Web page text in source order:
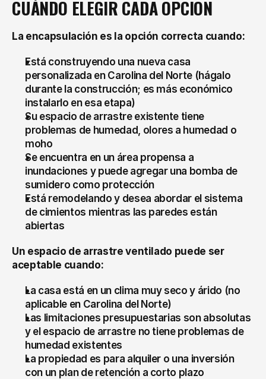
CUÁNDO ELEGIR CADA OPCIÓN
La encapsulación es la opción correcta cuando:
Está construyendo una nueva casa
personalizada en Carolina del Norte (hágalo
durante la construcción; es más económico
instalarlo en esa etapa)
Su espacio de arrastre existente tiene
problemas de humedad, olores a humedad o
moho
Se encuentra en un área propensa a
inundaciones y puede agregar una bomba de
sumidero como protección
Está remodelando y desea abordar el sistema
de cimientos mientras las paredes están
abiertas
Un espacio de arrastre ventilado puede ser
aceptable cuando:
La casa está en un clima muy seco y árido (no
aplicable en Carolina del Norte)
Las limitaciones presupuestarias son absolutas
y el espacio de arrastre no tiene problemas de
humedad existentes
La propiedad es para alquiler o una inversión
con un plan de retención a corto plazo